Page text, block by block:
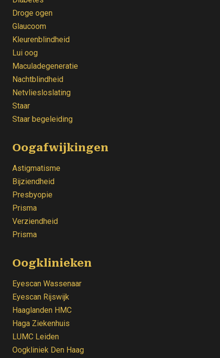
Droge ogen
Glaucoom
Kleurenblindheid
Lui oog
Maculadegeneratie
Nachtblindheid
Netvliesloslating
Staar
Staar begeleiding
Oogafwijkingen
Astigmatisme
Bijziendheid
Presbyopie
Prisma
Verziendheid
Prisma
Oogklinieken
Eyescan Wassenaar
Eyescan Rijswijk
Haaglanden HMC
Haga Ziekenhuis
LUMC Leiden
Oogkliniek Den Haag